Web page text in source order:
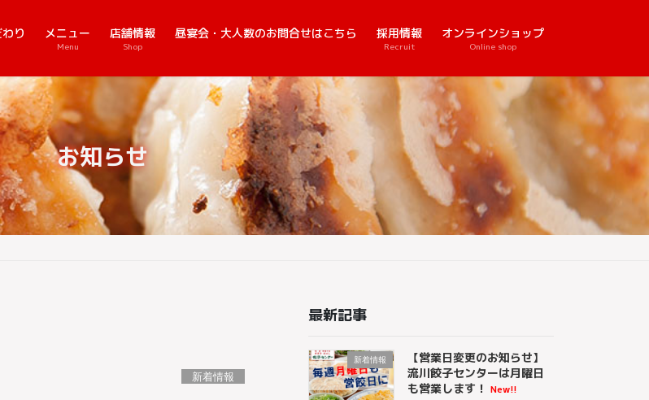
り メニュー
Menu
店舗情報
Shop
昼宴会・大人数のお問合せはこちら 採用情報
Recruit
オンラインショップ
Online shop
お知らせ
新着情報
最新記事
新着情報
【営業日変更のお知らせ】
流川餃子センターは月曜日
も営業します！ New!!